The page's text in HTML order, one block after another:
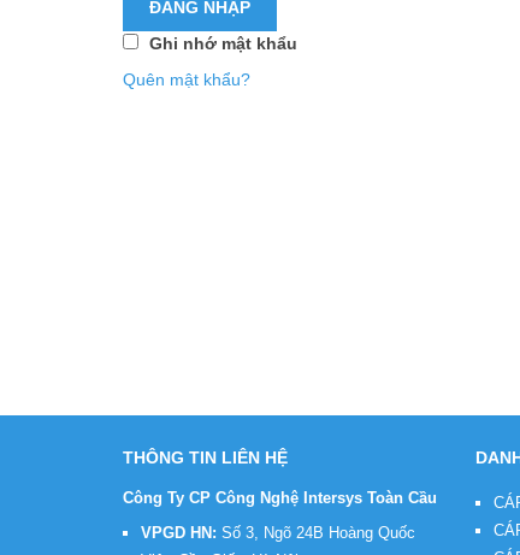
ĐĂNG NHẬP
Ghi nhớ mật khẩu
Quên mật khẩu?
THÔNG TIN LIÊN HỆ
Công Ty CP Công Nghệ Intersys Toàn Cầu
VPGD HN: Số 3, Ngõ 24B Hoàng Quốc